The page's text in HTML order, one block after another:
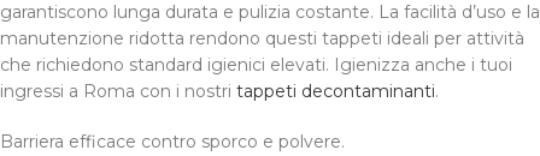
garantiscono lunga durata e pulizia costante. La facilità d’uso e la
manutenzione ridotta rendono questi tappeti ideali per attività
che richiedono standard igienici elevati. Igienizza anche i tuoi
ingressi a Roma con i nostri tappeti decontaminanti.
Barriera efficace contro sporco e polvere.